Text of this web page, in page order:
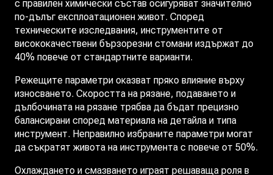
с правилен химически състав осигуряват значително
по-дълъг експлоатационен живот. Според
техническите изследвания, инструментите от
висококачествени бързорезни стомани издържат до
40% повече от стандартните варианти.
Режещите параметри оказват пряко влияние върху
износването. Скоростта на рязане, подаването и
дълбочината на рязане трябва да бъдат прецизно
балансирани според материала на детайла и типа
инструмент. Неправилно избраните параметри могат
да съкратят живота на инструмента с повече от 50%.
Охлаждането и смазването играят решаваща роля в